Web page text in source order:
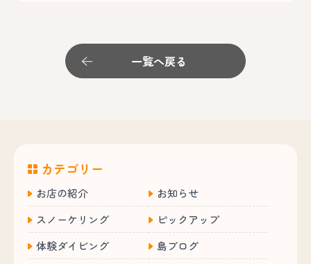
一覧へ戻る
カテゴリー
お店の紹介
お知らせ
スノーケリング
ピックアップ
体験ダイビング
島ブログ